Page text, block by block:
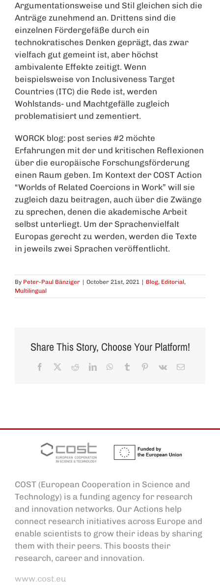
Argumentationsweise und Stil gleichen sich die
Anträge zunehmend an. Drittens sind die
einzelnen Fördergefäße durch ein
technokratisches Denken geprägt, das zwar
vielfach gut gemeint ist, aber höchst
ambivalente Effekte zeitigt. Wenn
beispielsweise von Inclusiveness Target
Countries (ITC) die Rede ist, werden
Wohlstands- und Machtgefälle zugleich
problematisiert und zementiert.
WORCK blog: post series #2 möchte
Erfahrungen mit der und kritischen Reflexionen
über die europäische Forschungsförderung
einen Raum geben. Im Kontext der COST Action
“Worlds of Related Coercions in Work” will sie
zugleich dazu beitragen, auch über die Zwänge
zu sprechen, denen die akademische Arbeit
selbst unterliegt. Um der Sprachenvielfalt
Europas gerecht zu werden, werden die Texte
in jeweils zwei Sprachen veröffentlicht.
By Peter-Paul Bänziger | October 21st, 2021 | Blog, Editorial,
Multilingual
Share This Story, Choose Your Platform!
Facebook RedditLinkedInWhatsApp
Tumblr Pinterest
Vk Email
COST (European Cooperation in Science and
Technology) is a funding agency for research
and innovation networks. Our Actions help
connect research initiatives across Europe and
enable scientists to grow their ideas by sharing
them with their peers. This boosts their
research, career and innovation.
www.cost.eu